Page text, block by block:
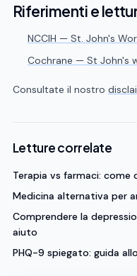
Riferimenti e
NCCIH — St. John's
Cochrane — St John's
Consultate il nostro
Letture correlate
Terapia vs farmaci: come
Medicina alternativa per
Comprendere la
aiuto
PHQ-9 spiegato: guida